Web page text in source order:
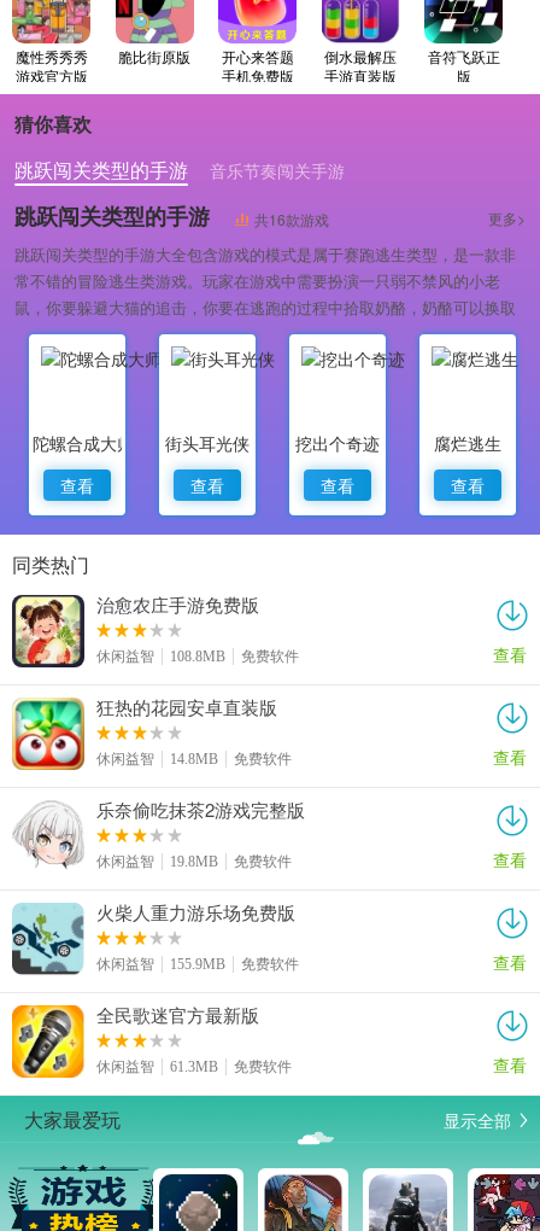
魔性秀秀秀
游戏官方版
脆比街原版
开心来答题
手机免费版
倒水最解压
手游直装版
音符飞跃正
版
猜你喜欢
跳跃闯关类型的手游
音乐节奏闯关手游
3D逼真的关卡挑战
跳跃闯关类型的手游 共16款游戏 更多>
跳跃闯关类型的手游大全包含游戏的模式是属于赛跑逃生类型，是一款非
常不错的冒险逃生类游戏。玩家在游戏中需要扮演一只弱不禁风的小老
鼠，你要躲避大猫的追击，你要在逃跑的过程中拾取奶酪，奶酪可以换取
金币。
陀螺合成大师
查看
街头耳光侠
查看
挖出个奇迹
查看
腐烂逃生
查看
同类热门
治愈农庄手游免费版
休闲益智 108.8MB 免费软件 查看
狂热的花园安卓直装版
休闲益智 14.8MB 免费软件 查看
乐奈偷吃抹茶2游戏完整版
休闲益智 19.8MB 免费软件 查看
火柴人重力游乐场免费版
休闲益智 155.9MB 免费软件 查看
全民歌迷官方最新版
休闲益智 61.3MB 免费软件 查看
大家最爱玩 显示全部